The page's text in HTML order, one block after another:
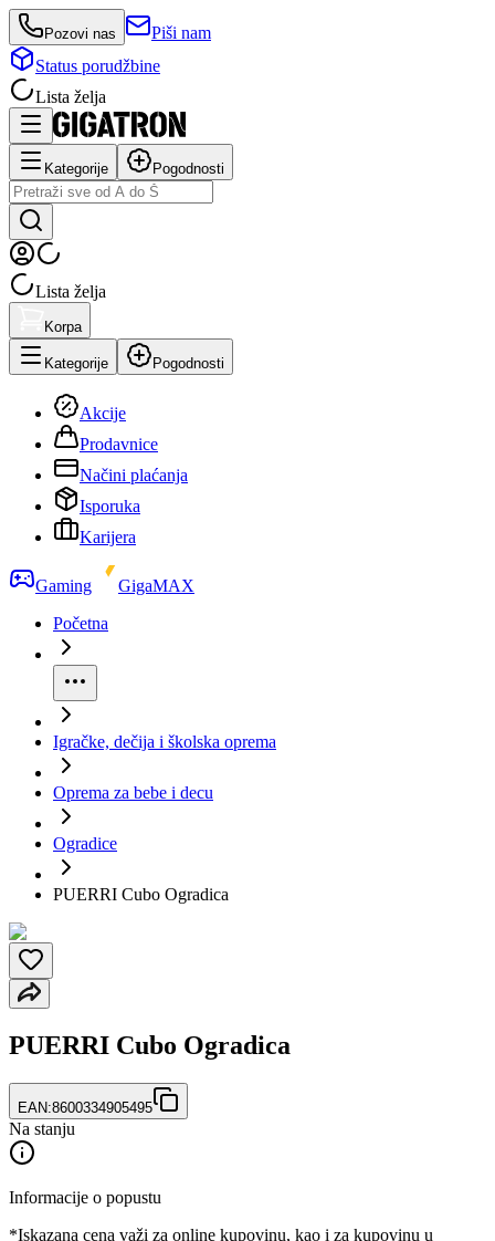
Pozovi nas
Piši nam
Status porudžbine
Lista želja
Kategorije Pogodnosti
Lista želja
Korpa
Kategorije Pogodnosti
Akcije
Prodavnice
Načini plaćanja
Isporuka
Karijera
Gaming
GigaMAX
Početna
Igračke, dečija i školska oprema
Oprema za bebe i decu
Ogradice
PUERRI Cubo Ogradica
PUERRI Cubo Ogradica
EAN:8600334905495
Na stanju
Informacije o popustu
*Iskazana cena važi za online kupovinu, kao i za kupovinu u